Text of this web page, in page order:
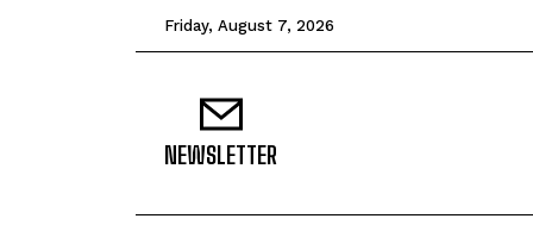
Friday, August 7, 2026
NEWSLETTER